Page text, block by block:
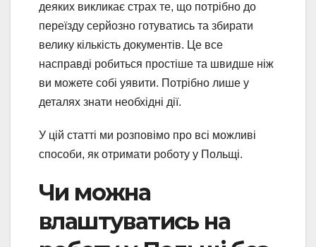
деяких викликає страх те, що потрібно до
переїзду серйозно готуватись та збирати
велику кількість документів. Це все
насправді робиться простіше та швидше ніж
ви можете собі уявити. Потрібно лише у
деталях знати необхідні дії.
У цій статті ми розповімо про всі можливі
способи, як отримати роботу у Польщі.
Чи можна
влаштуватись на